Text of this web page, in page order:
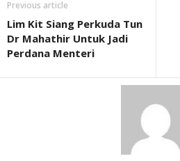
Previous article
Lim Kit Siang Perkuda Tun
Dr Mahathir Untuk Jadi
Perdana Menteri